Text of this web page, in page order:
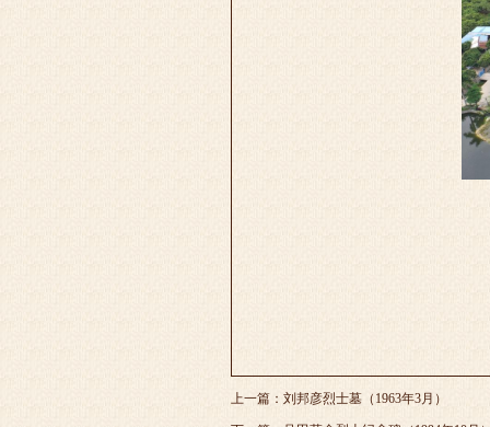
上一篇： 刘邦彦烈士墓（1963年3月）